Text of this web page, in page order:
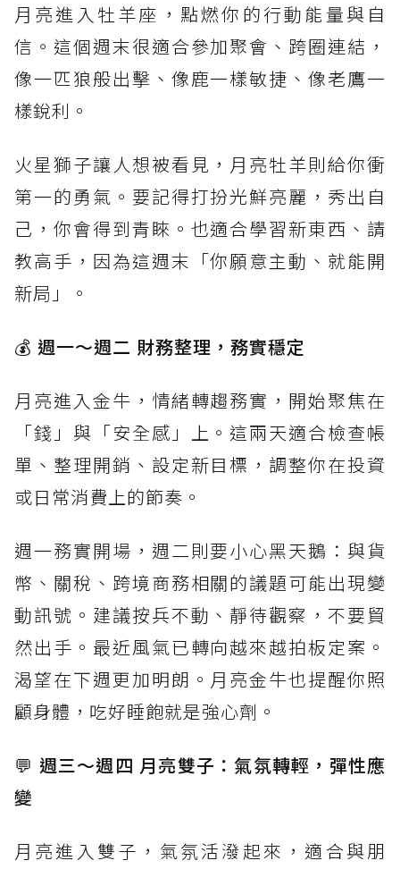
月亮進入牡羊座，點燃你的行動能量與自
信。這個週末很適合參加聚會、跨圈連結，
像一匹狼般出擊、像鹿一樣敏捷、像老鷹一
樣銳利。
火星獅子讓人想被看見，月亮牡羊則給你衝
第一的勇氣。要記得打扮光鮮亮麗，秀出自
己，你會得到青睞。也適合學習新東西、請
教高手，因為這週末「你願意主動、就能開
新局」。
💰 週一～週二 財務整理，務實穩定
月亮進入金牛，情緒轉趨務實，開始聚焦在
「錢」與「安全感」上。這兩天適合檢查帳
單、整理開銷、設定新目標，調整你在投資
或日常消費上的節奏。
週一務實開場，週二則要小心黑天鵝：與貨
幣、關稅、跨境商務相關的議題可能出現變
動訊號。建議按兵不動、靜待觀察，不要貿
然出手。最近風氣已轉向越來越拍板定案。
渴望在下週更加明朗。月亮金牛也提醒你照
顧身體，吃好睡飽就是強心劑。
💬 週三～週四 月亮雙子：氣氛轉輕，彈性應
變
月亮進入雙子，氣氛活潑起來，適合與朋